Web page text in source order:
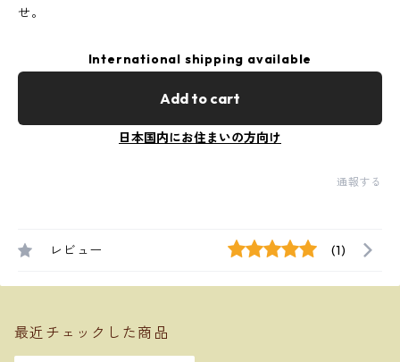
せ。
International shipping available
Add to cart
日本国内にお住まいの方向け
通報する
レビュー (1)
最近チェックした商品